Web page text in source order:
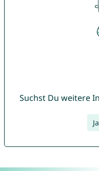
Suchst Du weitere
Ja